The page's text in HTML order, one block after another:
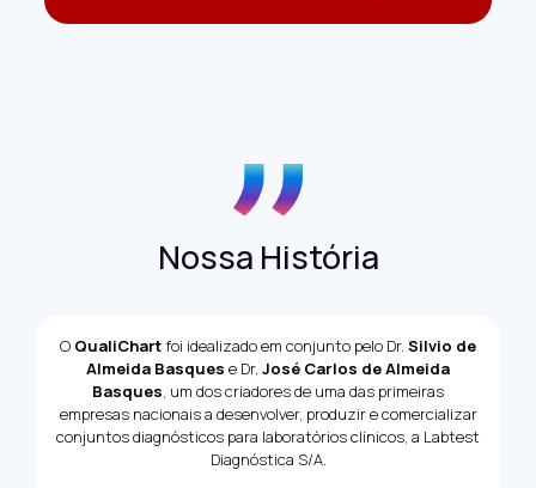
Nossa História
O QualiChartfoi idealizado em conjunto pelo Dr. Silvio de
Almeida Basques e Dr. José Carlos de Almeida
Basques, um dos criadores de uma das primeiras
empresas nacionais a desenvolver, produzir e comercializar
conjuntos diagnósticos para laboratórios clínicos, a Labtest
Diagnóstica S/A.